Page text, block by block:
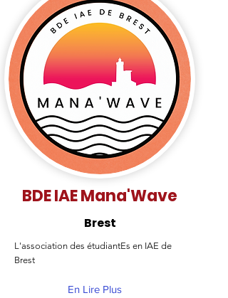
BDE IAE Mana'Wave
Brest
L'association des étudiantEs en IAE de
Brest
En Lire Plus